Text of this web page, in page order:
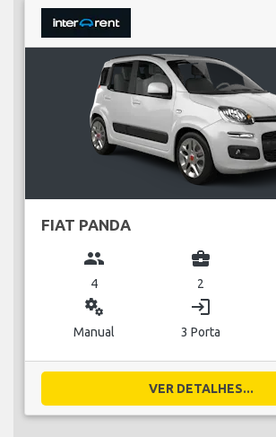
FIAT PANDA
group
4
business_center
2
miscellaneous_services
Manual
login
3 Porta
VER DETALHES...